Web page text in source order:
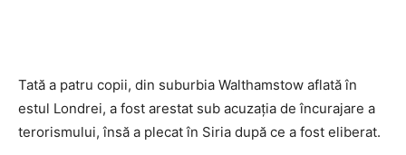
Tată a patru copii, din suburbia Walthamstow aflată în
estul Londrei, a fost arestat sub acuzaţia de încurajare a
terorismului, însă a plecat în Siria după ce a fost eliberat.